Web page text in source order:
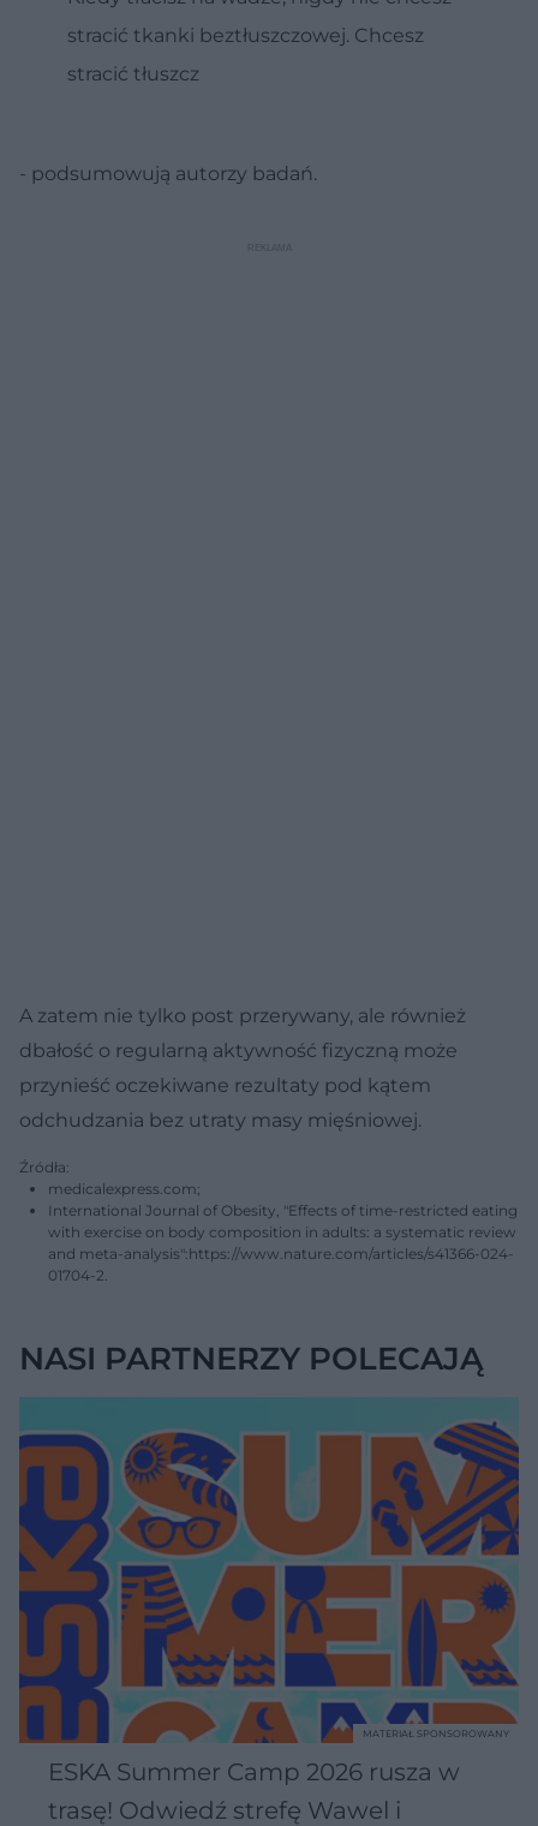
stracić tkanki beztłuszczowej. Chcesz
stracić tłuszcz
- podsumowują autorzy badań.
A zatem nie tylko post przerywany, ale również
dbałość o regularną aktywność fizyczną może
przynieść oczekiwane rezultaty pod kątem
odchudzania bez utraty masy mięśniowej.
Źródła:
medicalexpress.com;
International Journal of Obesity, "Effects of time-restricted eating
with exercise on body composition in adults: a systematic review
and meta-analysis":https://www.nature.com/articles/s41366-024-
01704-2.
NASI PARTNERZY POLECAJĄ
ESKA Summer Camp 2026 rusza w
trasę! Odwiedź strefę Wawel i
MATERIAŁ SPONSOROWANY